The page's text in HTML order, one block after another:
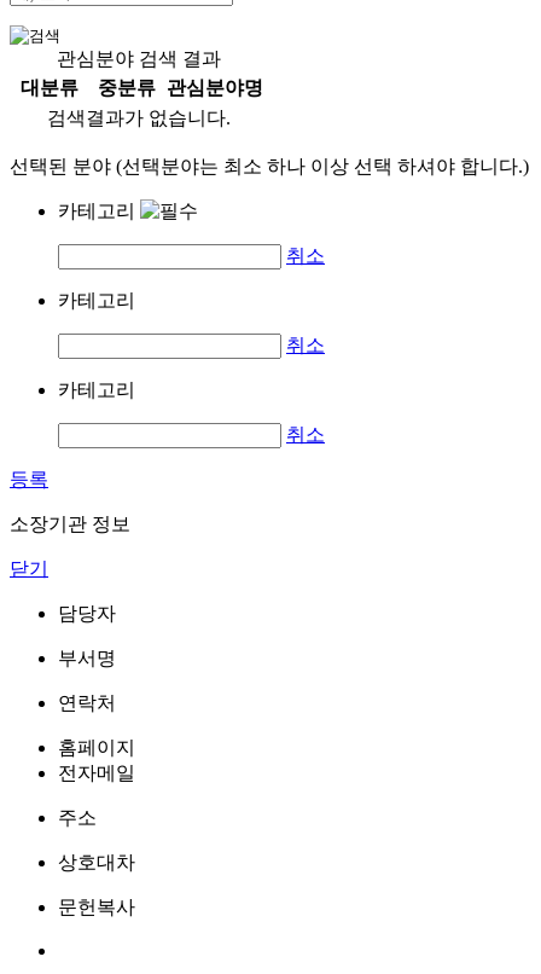
관심분야 검색 결과
대분류
중분류
관심분야명
검색결과가 없습니다.
선택된 분야 (선택분야는 최소 하나 이상 선택 하셔야 합니다.)
카테고리
취소
카테고리
취소
카테고리
취소
등록
소장기관 정보
닫기
담당자
부서명
연락처
홈페이지
전자메일
주소
상호대차
문헌복사